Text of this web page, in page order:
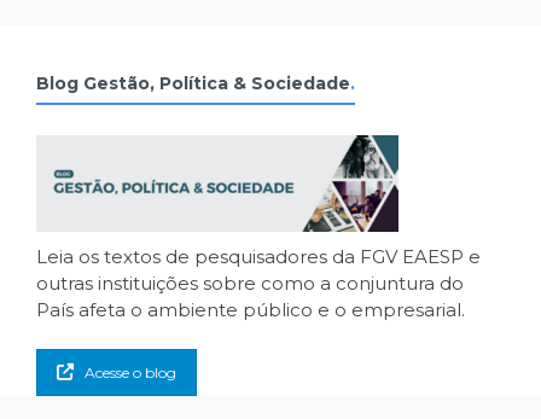
Blog Gestão, Política & Sociedade.
Leia os textos de pesquisadores da FGV EAESP e
outras instituições sobre como a conjuntura do
País afeta o ambiente público e o empresarial.
Acesse o blog